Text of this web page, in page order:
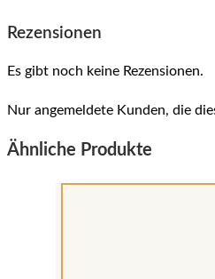
Rezensionen
Es gibt noch keine Rezensionen.
Nur angemeldete Kunden, die
Ähnliche Produkte